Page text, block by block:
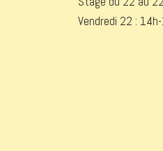
Vendredi 22 :